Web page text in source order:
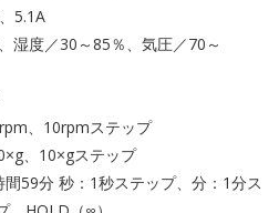
5.1A
湿度／30～85％、気圧／70～
、10rpmステップ
、10×gステップ
59分 秒：1秒ステップ、分：1分ス